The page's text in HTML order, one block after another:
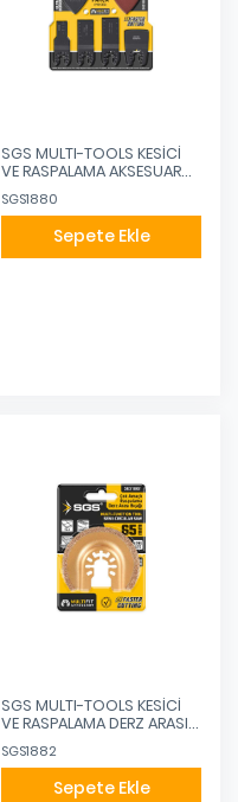
SGS MULTI-TOOLS KESİCİ
VE RASPALAMA AKSESUAR
SGS1880
Sepete Ekle
SGS MULTI-TOOLS KESİCİ
VE RASPALAMA DERZ ARASI
SGS1882
Sepete Ekle